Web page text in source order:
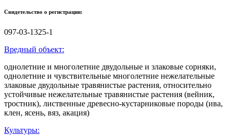
Свидетельство о регистрации:
097-03-1325-1
Вредный объект:
однолетние и многолетние двудольные и злаковые сорняки,
однолетние и чувствительные многолетние нежелательные
злаковые двудольные травянистые растения, относительно
устойчивые нежелательные травянистые растения (вейник,
тростник), лиственные древесно-кустарниковые породы (ива,
клен, ясень, вяз, акация)
Культуры: